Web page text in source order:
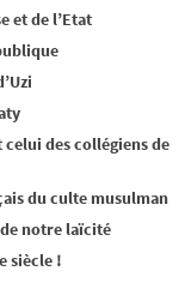
et de l’Etat
celui des collégiens de
du culte musulman
notre laïcité
siècle !